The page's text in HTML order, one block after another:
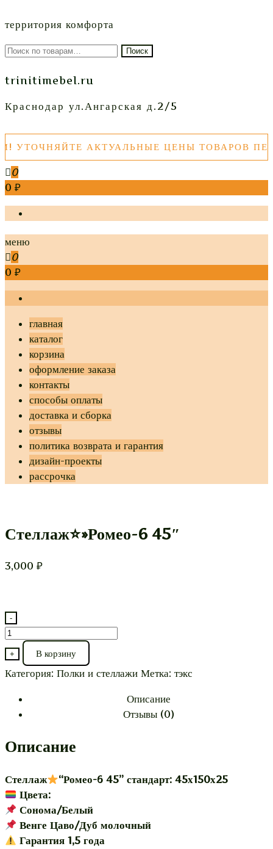
территория комфорта
Искать: Поиск
trinitimebel.ru
Краснодар ул.Ангарская д.2/5
АКТУАЛЬНЫЕ ЦЕНЫ ТОВАРОВ ПЕРЕД
0
0 ₽
меню
0
0 ₽
главная
каталог
корзина
оформление заказа
контакты
способы оплаты
доставка и сборка
отзывы
политика возврата и гарантия
дизайн-проекты
рассрочка
Стеллаж⭐»Ромео-6 45″
3,000 ₽
-
Количество
товара
Стеллаж⭐"Ромео-6
45"
+ В корзину
Категория: Полки и стеллажи Метка: тэкс
Описание
Отзывы (0)
Описание
Стеллаж
“Ромео-6 45” стандарт: 45х150х25
Цвета:
Сонома/Белый
Венге Цаво/Дуб молочный
Гарантия 1,5 года